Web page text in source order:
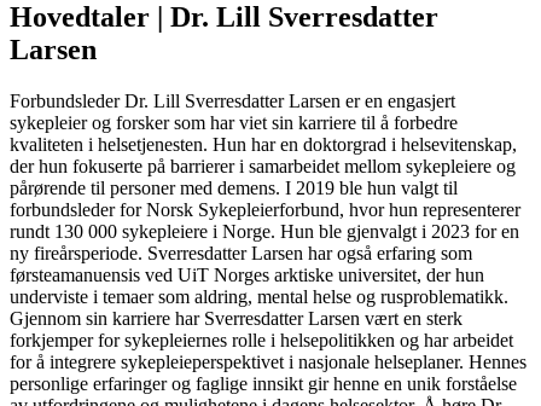
Hovedtaler | Dr. Lill Sverresdatter
Larsen
Forbundsleder Dr. Lill Sverresdatter Larsen er en engasjert
sykepleier og forsker som har viet sin karriere til å forbedre
kvaliteten i helsetjenesten. Hun har en doktorgrad i helsevitenskap,
der hun fokuserte på barrierer i samarbeidet mellom sykepleiere og
pårørende til personer med demens. I 2019 ble hun valgt til
forbundsleder for Norsk Sykepleierforbund, hvor hun representerer
rundt 130 000 sykepleiere i Norge. Hun ble gjenvalgt i 2023 for en
ny fireårsperiode. Sverresdatter Larsen har også erfaring som
førsteamanuensis ved UiT Norges arktiske universitet, der hun
underviste i temaer som aldring, mental helse og rusproblematikk.
Gjennom sin karriere har Sverresdatter Larsen vært en sterk
forkjemper for sykepleiernes rolle i helsepolitikken og har arbeidet
for å integrere sykepleieperspektivet i nasjonale helseplaner. Hennes
personlige erfaringer og faglige innsikt gir henne en unik forståelse